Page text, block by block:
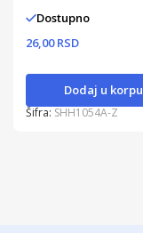
Dostupno
26,00 RSD
Dodaj u korpu
Šifra: SHH1054A-Z